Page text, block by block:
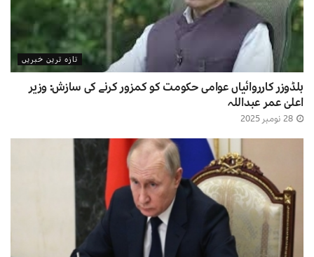
تازہ ترین خبریں
بلڈوزر کارروائیاں عوامی حکومت کو کمزور کرنے کی سازش: وزیر
اعلیٰ عمر عبداللہ